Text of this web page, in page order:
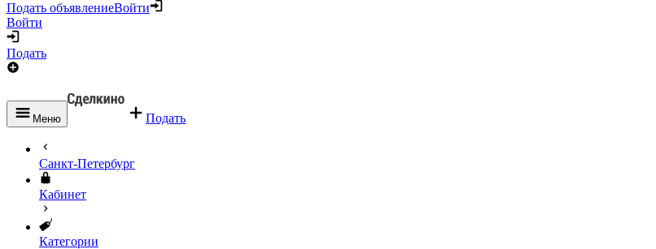
Подать объявлениеВойти
Войти
Подать
Меню Подать
Санкт-Петербург
Кабинет
Категории